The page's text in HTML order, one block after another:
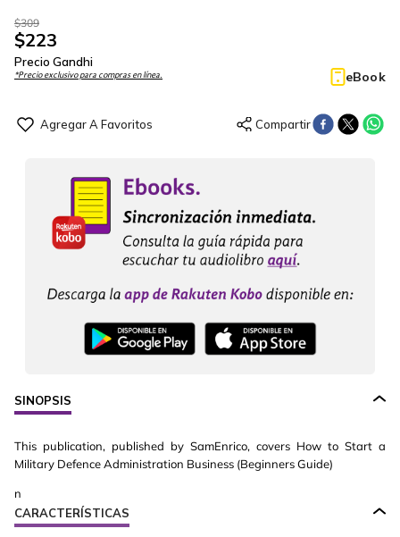
$309
$223
Precio Gandhi
*Precio exclusivo para compras en línea. eBook
SINOPSIS
This publication, published by SamEnrico, covers How to Start a
Military Defence Administration Business (Beginners Guide)
n
CARACTERÍSTICAS